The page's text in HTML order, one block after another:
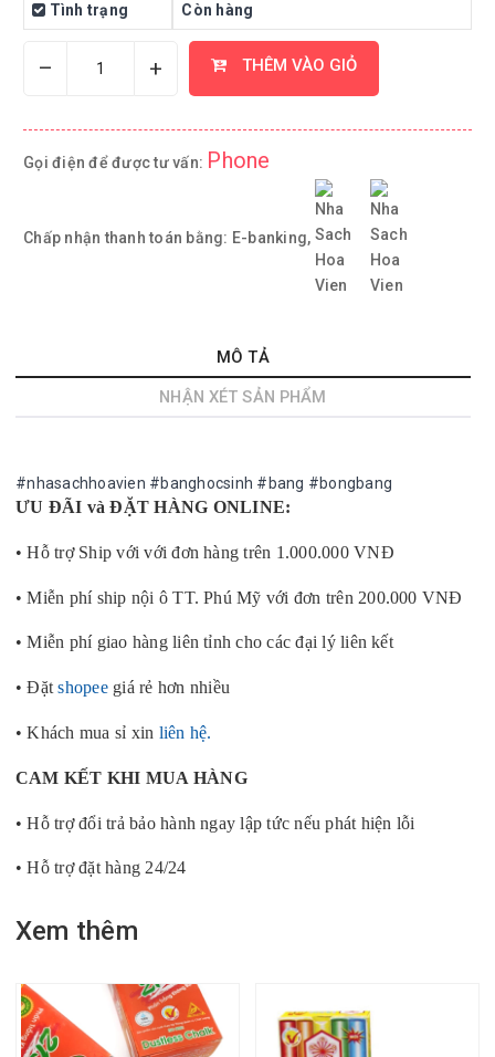
Tình trạng Còn hàng
– + THÊM VÀO GIỎ
Gọi điện để được tư vấn: Phone
Chấp nhận thanh toán bằng: E-banking,
MÔ TẢ
NHẬN XÉT SẢN PHẨM
#nhasachhoavien #banghocsinh #bang #bongbang
ƯU ĐÃI và ĐẶT HÀNG ONLINE:
• Hỗ trợ Ship với với đơn hàng trên 1.000.000 VNĐ
• Miễn phí ship nội ô TT. Phú Mỹ với đơn trên 200.000 VNĐ
• Miễn phí giao hàng liên tỉnh cho các đại lý liên kết
• Đặtshopeegiá rẻ hơn nhiều
• Khách mua sỉ xin liên hệ.
CAM KẾT KHI MUA HÀNG
• Hỗ trợ đổi trả bảo hành ngay lập tức nếu phát hiện lỗi
• Hỗ trợ đặt hàng 24/24
Xem thêm